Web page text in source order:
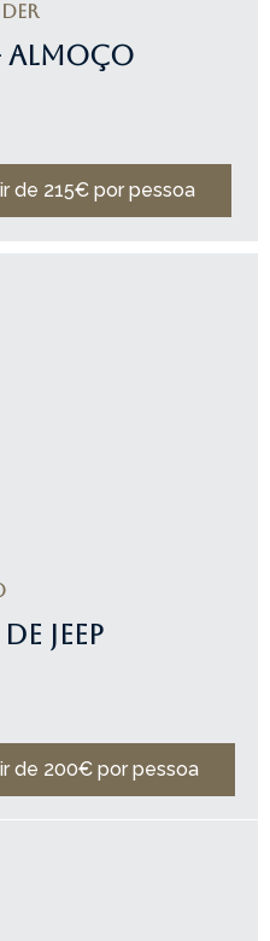
ALMOÇO
de 215€ por pessoa
JEEP
de 200€ por pessoa